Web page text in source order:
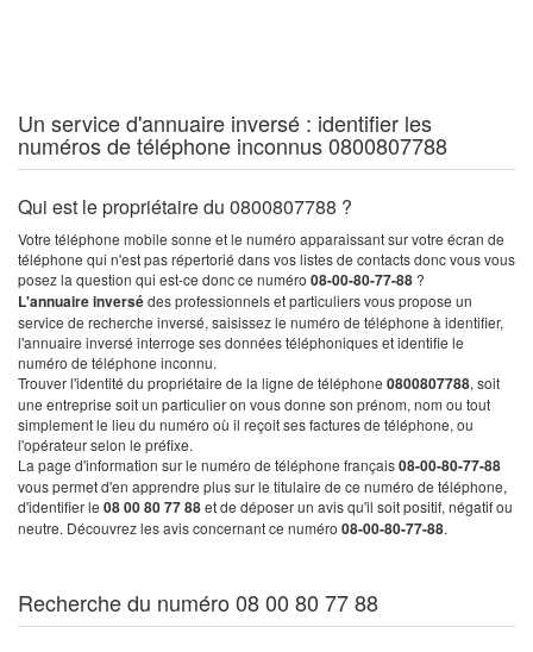
Un service d'annuaire inversé : identifier les
numéros de téléphone inconnus 0800807788
Qui est le propriétaire du 0800807788 ?
Votre téléphone mobile sonne et le numéro apparaissant sur votre écran de
téléphone qui n'est pas répertorié dans vos listes de contacts donc vous vous
posez la question qui est-ce donc ce numéro 08-00-80-77-88 ?
L'annuaire inversédes professionnels et particuliers vous propose un
service de recherche inversé, saisissez le numéro de téléphone à identifier,
l'annuaire inversé interroge ses données téléphoniques et identifie le
numéro de téléphone inconnu.
Trouver l'identité du propriétaire de la ligne de téléphone 0800807788, soit
une entreprise soit un particulier on vous donne son prénom, nom ou tout
simplement le lieu du numéro où il reçoit ses factures de téléphone, ou
l'opérateur selon le préfixe.
La page d'information sur le numéro de téléphone français08-00-80-77-88
vous permet d'en apprendre plus sur le titulaire de ce numéro de téléphone,
d'identifier le 08 00 80 77 88et de déposer un avis qu'il soit positif, négatif ou
neutre. Découvrez les avis concernant ce numéro 08-00-80-77-88.
Recherche du numéro 08 00 80 77 88